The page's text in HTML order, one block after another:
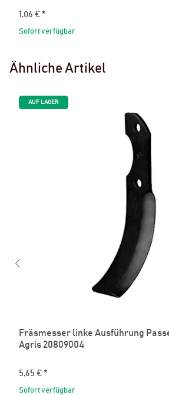
1,06 € *
Sofort verfügbar
Ähnliche Artikel
AUF LAGER
Fräsmesser linke Ausführung
Agris 20809004
5,65 € *
Sofort verfügbar